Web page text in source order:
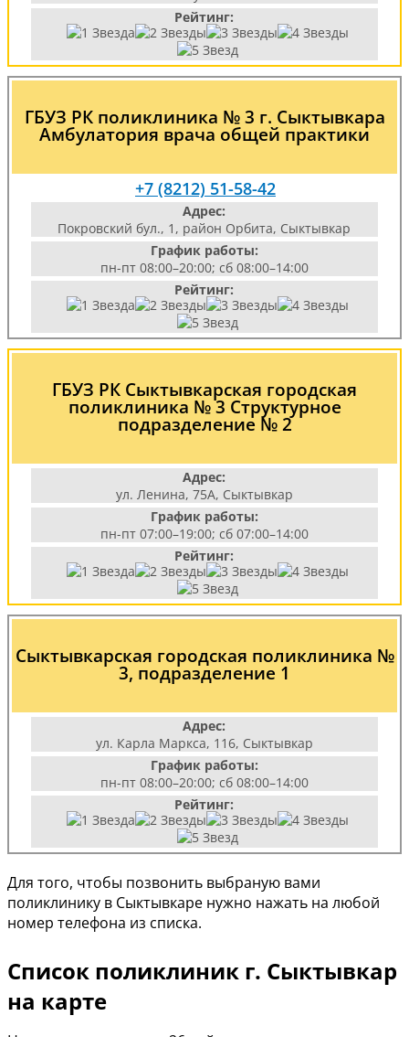
Рейтинг:
ГБУЗ РК поликлиника № 3 г. Сыктывкара
Амбулатория врача общей практики
+7 (8212) 51-58-42
Адрес:
Покровский бул., 1, район Орбита, Сыктывкар
График работы:
пн-пт 08:00–20:00; сб 08:00–14:00
Рейтинг:
ГБУЗ РК Сыктывкарская городская
поликлиника № 3 Структурное
подразделение № 2
Адрес:
ул. Ленина, 75А, Сыктывкар
График работы:
пн-пт 07:00–19:00; сб 07:00–14:00
Рейтинг:
Сыктывкарская городская поликлиника №
3, подразделение 1
Адрес:
ул. Карла Маркса, 116, Сыктывкар
График работы:
пн-пт 08:00–20:00; сб 08:00–14:00
Рейтинг:
Для того, чтобы позвонить выбраную вами
поликлинику в Сыктывкаре нужно нажать на любой
номер телефона из списка.
Список поликлиник г. Сыктывкар
на карте